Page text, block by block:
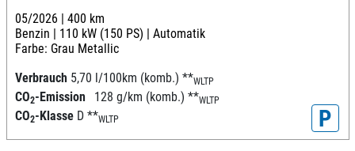
05/2026 | 400 km
Benzin | 110 kW (150 PS) | Automatik
Farbe: Grau Metallic
Verbrauch 5,70 l/100km (komb.) **WLTP
CO2-Emission 128 g/km (komb.) **WLTP
CO2-Klasse D **WLTP P